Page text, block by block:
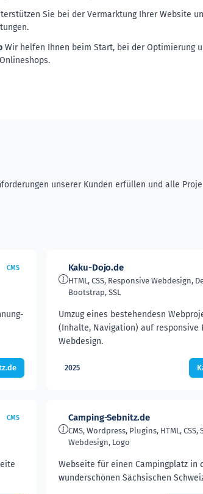
Sie bei der Vermarktung Ihrer Website
Wir helfen Ihnen beim Start, bei der Optimierung
unserer Kunden erfüllen und alle
CMS Kaku-Dojo.de
HTML, CSS, Responsive Webdesign,
Bootstrap, SSL
Umzug eines bestehendesn
(Inhalte, Navigation) auf responsive
Webdesign.
2025
CMS Camping-Sebnitz.de
CMS, Wordpress, Plugins, HTML, CSS,
Webdesign, Logo
Webseite für einen Campingplatz in
wunderschönen Sächsischen